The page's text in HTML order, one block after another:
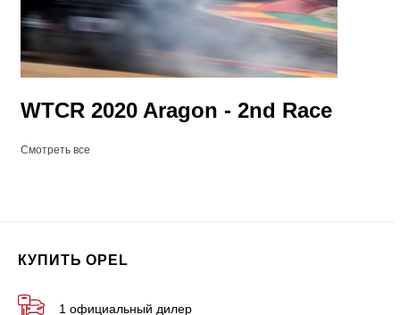
WTCR 2020 Aragon - 2nd Race
Смотреть все
КУПИТЬ OPEL
1 официальный дилер